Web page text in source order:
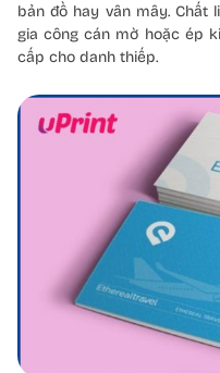
bản đồ hay vân mây. Chất
gia công cán mờ hoặc ép
cấp cho danh thiếp.